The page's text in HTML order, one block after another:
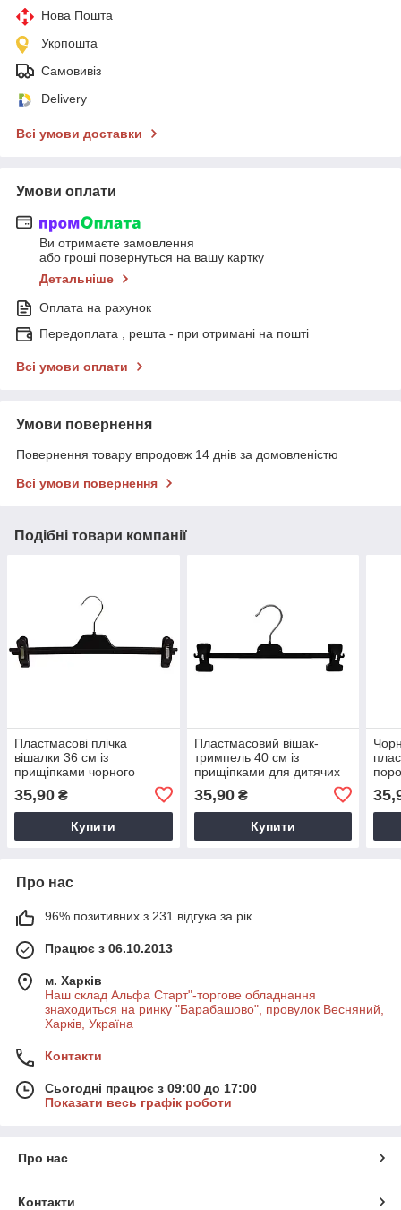
Нова Пошта
Укрпошта
Самовивіз
Delivery
Всі умови доставки
Умови оплати
Ви отримаєте замовлення
або гроші повернуться на вашу картку
Детальніше
Оплата на рахунок
Передоплата , решта - при отримані на пошті
Всі умови оплати
Умови повернення
Повернення товару впродовж 14 днів за домовленістю
Всі умови повернення
Подібні товари компанії
Пластмасові плічка
вішалки 36 см із
прищіпками чорного
35,90 ₴
Купити
Пластмасовий вішак-
тримпель 40 см із
прищіпками для дитячих
35,90₴
Купити
Про нас
96% позитивних з 231 відгука за рік
Працює з 06.10.2013
м. Харків
Наш склад Альфа Старт"-торгове обладнання
знаходиться на ринку "Барабашово", провулок Весняний,
Харків, Україна
Контакти
Сьогодні працює з 09:00 до 17:00
Показати весь графік роботи
Про нас
Контакти